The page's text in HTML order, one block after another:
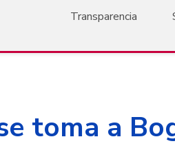
Transparencia
toma a